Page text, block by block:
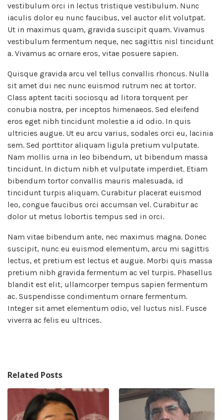
vestibulum orci in lectus tristique vestibulum. Nunc
iaculis dolor eu nunc faucibus, vel auctor elit volutpat.
Ut in maximus quam, gravida suscipit quam. Vivamus
vestibulum fermentum neque, nec sagittis nisl tincidunt
a. Vivamus ac ornare eros, vitae posuere sapien.
Quisque gravida arcu vel tellus convallis rhoncus. Nulla
sit amet dui nec nunc euismod rutrum nec at tortor.
Class aptent taciti sociosqu ad litora torquent per
conubia nostra, per inceptos himenaeos. Sed eleifend
eros eget nibh tincidunt molestie a id odio. In quis
ultricies augue. Ut eu arcu varius, sodales orci eu, lacinia
sem. Sed porttitor aliquam ligula pretium vulputate.
Nam mollis urna in leo bibendum, ut bibendum massa
tincidunt. In dictum nibh et vulputate imperdiet. Etiam
bibendum tortor convallis mauris malesuada, id
tincidunt turpis aliquam. Curabitur placerat euismod
leo, congue faucibus orci accumsan vel. Curabitur ac
dolor ut metus lobortis tempus sed in orci.
Nam vitae bibendum ante, nec maximus magna. Donec
suscipit, nunc eu euismod elementum, arcu mi sagittis
lectus, et pretium est lectus et augue. Morbi quis massa
pretium nibh gravida fermentum ac vel turpis. Phasellus
blandit est elit, ullamcorper tempus sapien fermentum
ac. Suspendisse condimentum ornare fermentum.
Integer sit amet elementum odio, vel luctus nisl. Fusce
viverra ac felis eu ultrices.
Related Posts